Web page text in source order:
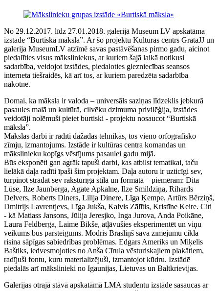
No 29.12.2017. līdz 27.01.2018. galerijā Museum LV apskatāma
izstāde “Burtiskā māksla”. Ar šo projektu Kultūras centrs GrataJJ un
galerija MuseumLV atzīmē savas pastāvēšanas pirmo gadu, aicinot
piedalīties visus māksliniekus, ar kuriem šajā laikā notikusi
sadarbība, veidojot izstādes, piedaloties glezniecības seansos
interneta tiešraidēs, kā arī tos, ar kuriem paredzēta sadarbība
nākotnē.
Domai, ka māksla ir valoda – universāls saziņas līdzeklis jebkurā
pasaules malā un kultūrā, cilvēku dzimuma privilēģija, izstādes
veidotāji nolēmuši pieiet burtiski - projektu nosaucot “Burtiskā
māksla”.
Mākslas darbi ir radīti dažādās tehnikās, tos vieno orfogrāfisko
zīmju, izmantojums. Izstāde ir kultūras centra komandas un
mākslinieku kopīgs vēstījums pasaulei gadu mijā.
Būs eksponēti gan agrāk tapuši darbi, kas atbilst tematikai, taču
lielākā daļa radīti īpaši šim projektam. Daļa autoru ir uzticīgi sev,
turpinot strādāt sev raksturīgā stilā un formātā – piemēram: Dita
Lūse, Ilze Jaunberga, Agate Apkalne, Ilze Smildziņa, Rihards
Delvers, Roberts Diners, Lilija Dinere, Līga Ķempe, Artūrs Bērziņš,
Dmitrijs Lavrentjevs, Līga Jukša, Kalvis Zālītis, Kristīne Keire. Citi
- kā Matiass Jansons, Jūlija Jeresjko, Inga Jurova, Anda Poikāne,
Laura Feldberga, Laime Bikše, atļāvušies eksperimentēt un viņu
veikums būs pārsteigums. Modris Brasliņš savā zīmējumu ciklā
risina sāpīgas sabiedrības problēmas. Edgars Ameriks un Miķelis
Baštiks, iedvesmojoties no Anša Cīruļa vēsturiskajiem plakātiem,
radījuši fontu, kuru materializējuši, izmantojot kūdru. Izstādē
piedalās arī mākslinieki no Igaunijas, Lietuvas un Baltkrievijas.
Galerijas otrajā stāvā apskatāmā LMA studentu izstāde sasaucas ar